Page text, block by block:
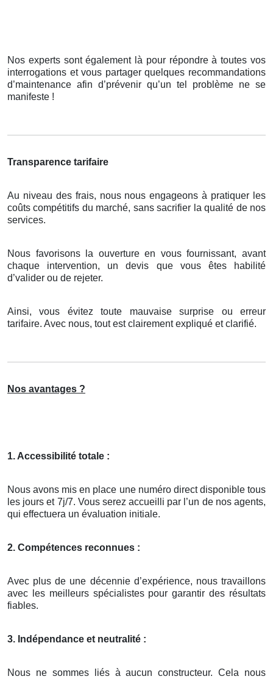
Nos experts sont également là pour répondre à toutes vos
interrogations et vous partager quelques recommandations
d’maintenance afin d’prévenir qu’un tel problème ne se
manifeste !
Transparence tarifaire
Au niveau des frais, nous nous engageons à pratiquer les
coûts compétitifs du marché, sans sacrifier la qualité de nos
services.
Nous favorisons la ouverture en vous fournissant, avant
chaque intervention, un devis que vous êtes habilité
d’valider ou de rejeter.
Ainsi, vous évitez toute mauvaise surprise ou erreur
tarifaire. Avec nous, tout est clairement expliqué et clarifié.
Nos avantages ?
1. Accessibilité totale :
Nous avons mis en place une numéro direct disponible tous
les jours et 7j/7. Vous serez accueilli par l’un de nos agents,
qui effectuera un évaluation initiale.
2. Compétences reconnues :
Avec plus de une décennie d’expérience, nous travaillons
avec les meilleurs spécialistes pour garantir des résultats
fiables.
3. Indépendance et neutralité :
Nous ne sommes liés à aucun constructeur. Cela nous